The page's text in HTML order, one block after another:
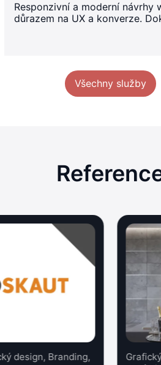
Responzivní a moderní návrhy
důrazem na UX a konverze.
Všechny služby
design, Branding,